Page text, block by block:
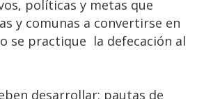
políticas y metas que
y comunas a convertirse en
se practique la defecación al
desarrollar: pautas de